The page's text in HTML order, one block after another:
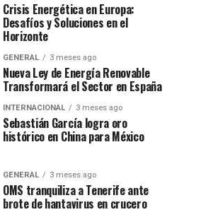
Crisis Energética en Europa:
Desafíos y Soluciones en el
Horizonte
GENERAL 3 meses ago
Nueva Ley de Energía Renovable
Transformará el Sector en España
INTERNACIONAL 3 meses ago
Sebastián García logra oro
histórico en China para México
GENERAL 3 meses ago
OMS tranquiliza a Tenerife ante
brote de hantavirus en crucero